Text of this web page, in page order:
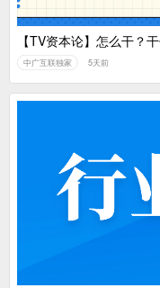
【TV资本论】怎么干？
中广互联独家 5天前